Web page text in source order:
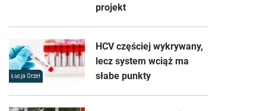
projekt
Łucja Orzeł
HCV częściej wykrywany,
lecz system wciąż ma
słabe punkty